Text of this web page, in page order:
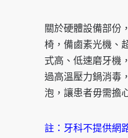
關於硬體設備部份
椅，備鹵素光機、
式高、低速磨牙機
過高溫壓力鍋消毒
泡，讓患者毋需擔
註：牙科不提供網